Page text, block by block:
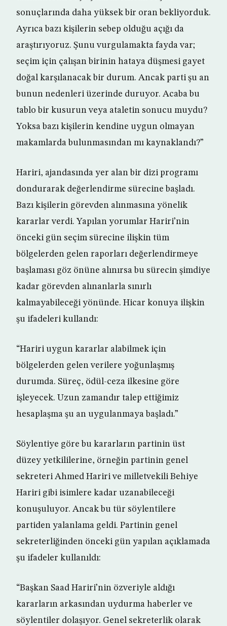
sonuçlarında daha yüksek bir oran bekliyorduk.
Ayrıca bazı kişilerin sebep olduğu açığı da
araştırıyoruz. Şunu vurgulamakta fayda var;
seçim için çalışan birinin hataya düşmesi gayet
doğal karşılanacak bir durum. Ancak parti şu an
bunun nedenleri üzerinde duruyor. Acaba bu
tablo bir kusurun veya ataletin sonucu muydu?
Yoksa bazı kişilerin kendine uygun olmayan
makamlarda bulunmasından mı kaynaklandı?”
Hariri, ajandasında yer alan bir dizi programı
dondurarak değerlendirme sürecine başladı.
Bazı kişilerin görevden alınmasına yönelik
kararlar verdi. Yapılan yorumlar Hariri’nin
önceki gün seçim sürecine ilişkin tüm
bölgelerden gelen raporları değerlendirmeye
başlaması göz önüne alınırsa bu sürecin şimdiye
kadar görevden alınanlarla sınırlı
kalmayabileceği yönünde. Hicar konuya ilişkin
şu ifadeleri kullandı:
“Hariri uygun kararlar alabilmek için
bölgelerden gelen verilere yoğunlaşmış
durumda. Süreç, ödül-ceza ilkesine göre
işleyecek. Uzun zamandır talep ettiğimiz
hesaplaşma şu an uygulanmaya başladı.”
Söylentiye göre bu kararların partinin üst
düzey yetkililerine, örneğin partinin genel
sekreteri Ahmed Hariri ve milletvekili Behiye
Hariri gibi isimlere kadar uzanabileceği
konuşuluyor. Ancak bu tür söylentilere
partiden yalanlama geldi. Partinin genel
sekreterliğinden önceki gün yapılan açıklamada
şu ifadeler kullanıldı:
“Başkan Saad Hariri’nin özveriyle aldığı
kararların arkasından uydurma haberler ve
söylentiler dolaşıyor. Genel sekreterlik olarak